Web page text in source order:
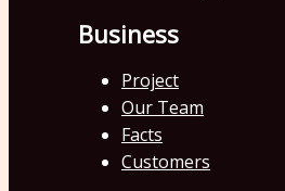
Business
Project
Our Team
Facts
Customers